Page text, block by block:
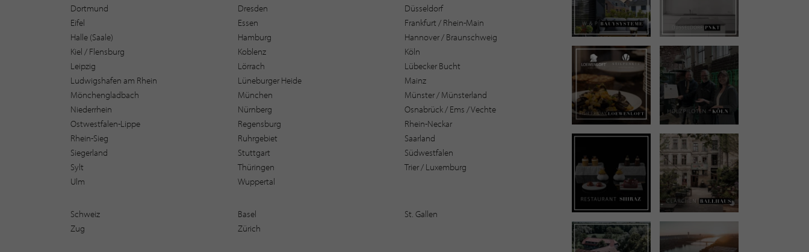
Dortmund
Dresden
Düsseldorf
Eifel
Essen
Frankfurt / Rhein-Main
Halle (Saale)
Hamburg
Hannover / Braunschweig
Kiel / Flensburg
Koblenz
Köln
Leipzig
Lörrach
Lübecker Bucht
Ludwigshafen am Rhein
Lüneburger Heide
Mainz
Mönchengladbach
München
Münster / Münsterland
Niederrhein
Nürnberg
Osnabrück / Ems / Vechte
Ostwestfalen-Lippe
Regensburg
Rhein-Neckar
Rhein-Sieg
Ruhrgebiet
Saarland
Siegerland
Stuttgart
Südwestfalen
Sylt
Thüringen
Trier / Luxemburg
Ulm
Wuppertal
Schweiz Basel
St. Gallen
Zug
Zürich